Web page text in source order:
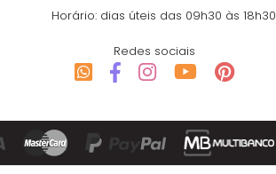
Horário: dias úteis das 09h30 às 18h30
Redes sociais